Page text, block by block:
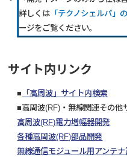
詳しくは 「テクノシェルパ」
ージをご覧ください。
サイト内リンク
■ 「高周波」サイト内検索
■高周波(RF)・無線関連その他
高周波(RF)電力増幅器開発
各種高周波(RF)部品開発
無線通信モジュール用アンテ